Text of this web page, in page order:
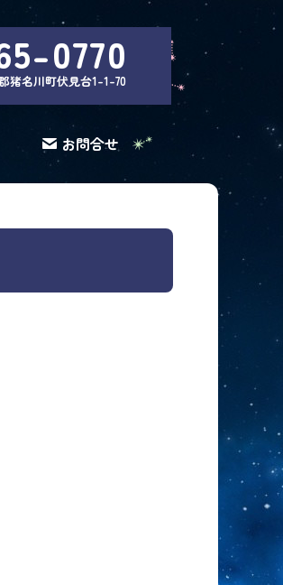
0770
猪名川町伏見台1-1-70
お問合せ